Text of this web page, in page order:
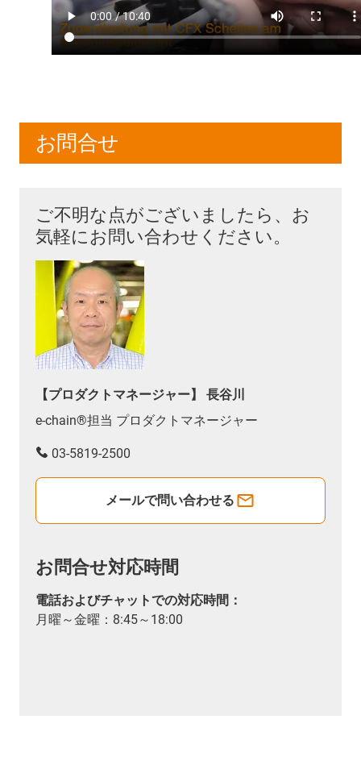
お問合せ
ご不明な点がございましたら、お
気軽にお問い合わせください。
【プロダクトマネージャー】 長谷川
e-chain®担当 プロダクトマネージャー
03-5819-2500
メールで問い合わせる
お問合せ対応時間
電話およびチャットでの対応時間：
月曜～金曜：8:45～18:00